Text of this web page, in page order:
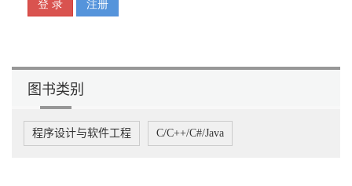
默认值 ...................................................................................34
拷贝引用类型 ........................................................................40
引用类型的内存分配与垃圾回收 ..........................................42
第 5 章 面向对象编程 ............................................ 43
类和对象 ...............................................................................43
图书类别
程序设计与软件工程 C/C++/C#/Java